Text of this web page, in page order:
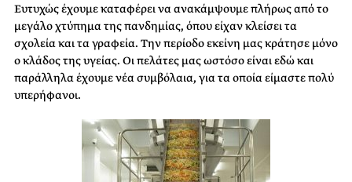
Ευτυχώς έχουμε καταφέρει να ανακάμψουμε πλήρως από το
μεγάλο χτύπημα της πανδημίας, όπου είχαν κλείσει τα
σχολεία και τα γραφεία. Την περίοδο εκείνη μας κράτησε μόνο
ο κλάδος της υγείας. Οι πελάτες μας ωστόσο είναι εδώ και
παράλληλα έχουμε νέα συμβόλαια, για τα οποία είμαστε πολύ
υπερήφανοι.